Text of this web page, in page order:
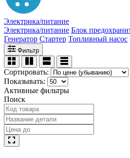
Электрика/питание
Электрика/питание Блок
Генератор Стартер Топливный насос
Фильтр
Сортировать:
Показывать:
Активные фильтры
Поиск